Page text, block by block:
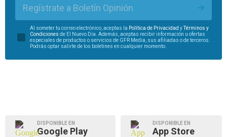
Regístrate a Boletín Opinión
Al someter tu correo electrónico, aceptas la Política de Privacidad yTérminos y
Condiciones de El Nuevo Día. Además, aceptas recibir información u ofertas
especiales de productos o servicios de GFR Media, sus afiliadas o de terceros.
Podrás optar salirte de los boletines en cualquier momento.
DISPONIBLE EN
Google Play
DISPONIBLE EN
App Store